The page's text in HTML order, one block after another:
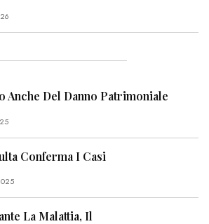
Anche Del Danno Patrimoniale
Conferma I Casi
La Malattia, Il